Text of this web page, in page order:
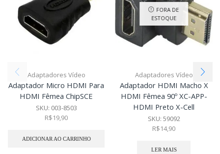
Adaptadores Vídeo
Adaptador Micro HDMI Para
HDMI Fêmea ChipSCE
SKU: 003-8503
R$19,90
ADICIONAR AO CARRINHO
FORA DE
ESTOQUE
Adaptadores Vídeo
Adaptador HDMI Macho X
HDMI Fêmea 90º XC-APP-
HDMI Preto X-Cell
SKU: 59092
R$14,90
LER MAIS